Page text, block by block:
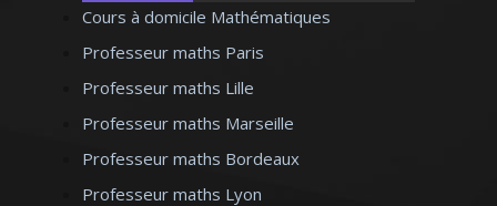
Cours à domicile Mathématiques
Professeur maths Paris
Professeur maths Lille
Professeur maths Marseille
Professeur maths Bordeaux
Professeur maths Lyon